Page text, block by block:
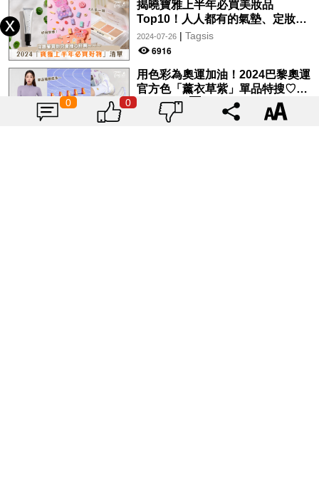
揭曉寶雅上半年必買美妝品
Top10！人人都有的氣墊、定妝噴
霧、保養品～幫你找到最值得入手
的好物♡
2024-07-26| Tagsis
6916
用色彩為奧運加油！2024巴黎奧運
官方色「薰衣草紫」單品特搜♡讓
你從頭到腳、隨時充滿奧運氛圍～
2024-07-26|
10237
0 0